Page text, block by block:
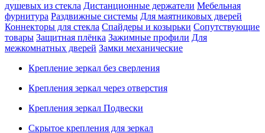
душевых из стекла Дистанционные держатели Мебельная
фурнитура Раздвижные системы Для маятниковых дверей
Коннекторы для стекла Спайдеры и козырьки Сопутствующие
товары Защитная плёнка Зажимные профили Для
межкомнатных дверей Замки механические
Крепление зеркал без сверления
Крепления зеркал через отверстия
Крепления зеркал Подвески
Скрытое крепления для зеркал